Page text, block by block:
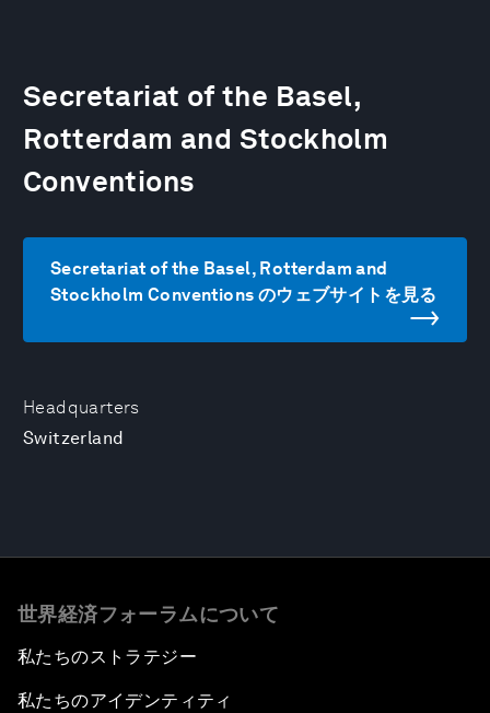
Headquarters
Switzerland
Secretariat of the Basel,
Rotterdam and Stockholm
Conventions
Secretariat of the Basel, Rotterdam and
Stockholm Conventions のウェブサイトを見る
世界経済フォーラムについて
私たちのストラテジー
私たちのアイデンティティ